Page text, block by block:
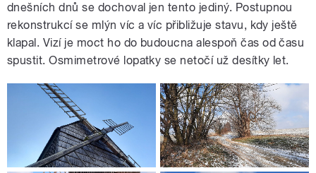
dnešních dnů se dochoval jen tento jediný. Postupnou
rekonstrukcí se mlýn víc a víc přibližuje stavu, kdy ještě
klapal. Vizí je moct ho do budoucna alespoň čas od času
spustit. Osmimetrové lopatky se netočí už desítky let.